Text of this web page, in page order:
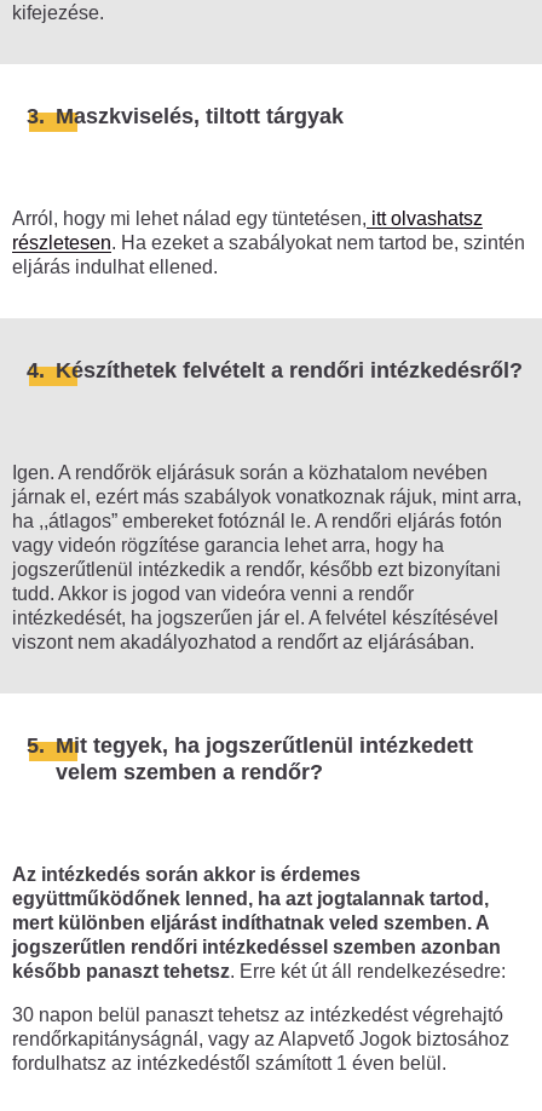
kifejezése.
3. Maszkviselés, tiltott tárgyak
Arról, hogy mi lehet nálad egy tüntetésen, itt olvashatsz
részletesen. Ha ezeket a szabályokat nem tartod be, szintén
eljárás indulhat ellened.
4. Készíthetek felvételt a rendőri intézkedésről?
Igen. A rendőrök eljárásuk során a közhatalom nevében
járnak el, ezért más szabályok vonatkoznak rájuk, mint arra,
ha ,,átlagos” embereket fotóznál le. A rendőri eljárás fotón
vagy videón rögzítése garancia lehet arra, hogy ha
jogszerűtlenül intézkedik a rendőr, később ezt bizonyítani
tudd. Akkor is jogod van videóra venni a rendőr
intézkedését, ha jogszerűen jár el. A felvétel készítésével
viszont nem akadályozhatod a rendőrt az eljárásában.
5. Mit tegyek, ha jogszerűtlenül intézkedett
velem szemben a rendőr?
Az intézkedés során akkor is érdemes
együttműködőnek lenned, ha azt jogtalannak tartod,
mert különben eljárást indíthatnak veled szemben. A
jogszerűtlen rendőri intézkedéssel szemben azonban
később panaszt tehetsz. Erre két út áll rendelkezésedre:
30 napon belül panaszt tehetsz az intézkedést végrehajtó
rendőrkapitányságnál, vagy az Alapvető Jogok biztosához
fordulhatsz az intézkedéstől számított 1 éven belül.